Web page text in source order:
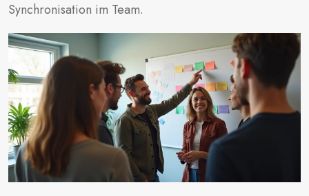
Synchronisation im Team.